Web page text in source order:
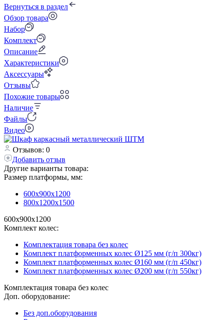
Вернуться в раздел
Обзор товара
Набор
Комплект
Описание
Характеристики
Аксессуары
Отзывы
Похожие товары
Наличие
Файлы
Видео
Отзывов: 0
Добавить отзыв
Другие варианты товара:
Размер платформы, мм:
600х900х1200
800х1200х1500
600х900х1200
Комплект колес:
Комплектация товара без колес
Комплект платформенных колес Ø125 мм (г/п 300кг)
Комплект платформенных колес Ø160 мм (г/п 450кг)
Комплект платформенных колес Ø200 мм (г/п 550кг)
Комплектация товара без колес
Доп. оборудование:
Без доп.оборудования